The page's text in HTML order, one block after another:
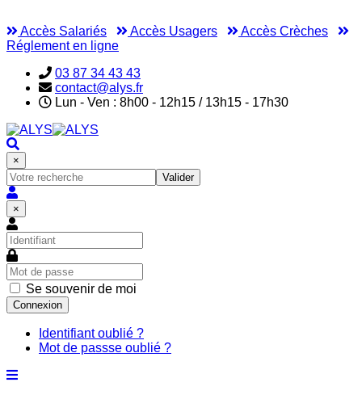
Accès Salariés Accès Usagers
Accès Crèches
Réglement en ligne
03 87 34 43 43
contact@alys.fr
Lun - Ven : 8h00 - 12h15 / 13h15 - 17h30
×
Valider
×
Se souvenir de moi
Connexion
Identifiant oublié ?
Mot de passse oublié ?